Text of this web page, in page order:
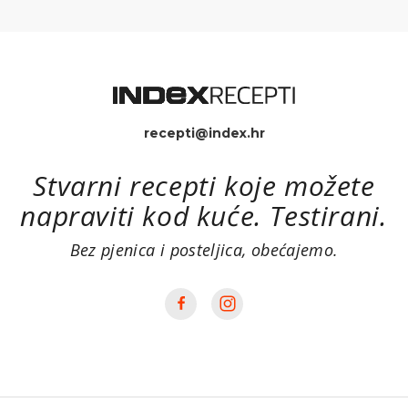
recepti@index.hr
Stvarni recepti koje možete
napraviti kod kuće. Testirani.
Bez pjenica i posteljica, obećajemo.